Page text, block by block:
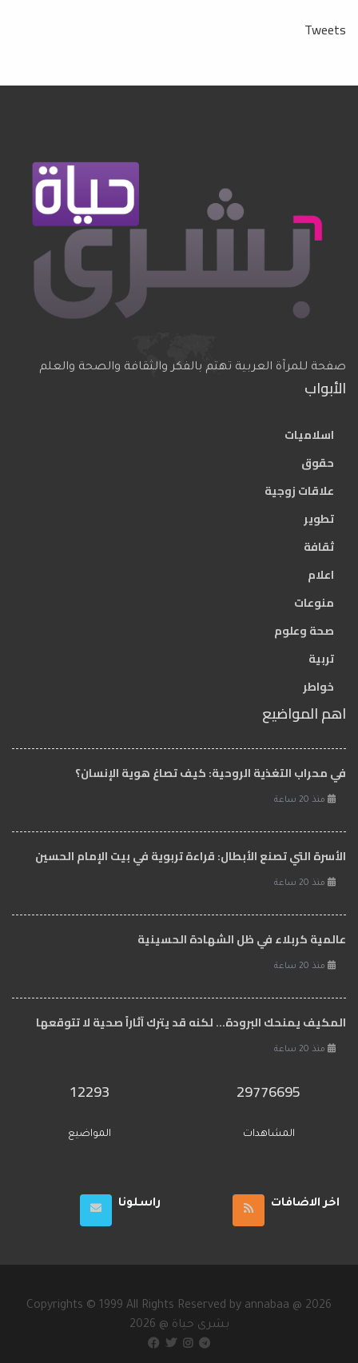
Tweets
صفحة للمرآة العربية تهتم بالفكر والثقافة والصحة والعلم
الأبواب
اسلاميات
حقوق
علاقات زوجية
تطوير
ثقافة
اعلام
منوعات
صحة وعلوم
تربية
خواطر
اهم المواضيع
في محراب التغذية الروحية: كيف تصاغ هوية الإنسان؟
منذ 20 ساعة
الأسرة التي تصنع الأبطال: قراءة تربوية في بيت الإمام الحسين
منذ 20 ساعة
عالمية كربلاء في ظل الشهادة الحسينية
منذ 20 ساعة
المكيف يمنحك البرودة... لكنه قد يترك آثاراً صحية لا تتوقعها
منذ 20 ساعة
29776695
المشاهدات
12293
المواضيع
اخر الاضافات راسلونا
Copyrights © 1999 All Rights Reserved by annabaa @ 2026
2026 @ بشرى حياة